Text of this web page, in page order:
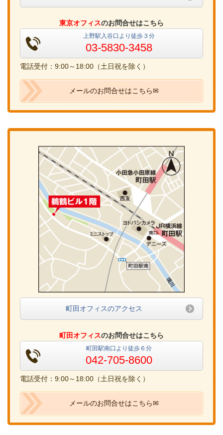
東京オフィスのお問合せはこちら
上野駅入谷口より徒歩３分
03-5830-3458
電話受付：9:00～18:00（土日祝を除く）
メールのお問合せはこちら✉
町田オフィスのアクセス
町田オフィスのお問合せはこちら
町田駅南口より徒歩６分
042-705-8600
電話受付：9:00～18:00（土日祝を除く）
メールのお問合せはこちら✉